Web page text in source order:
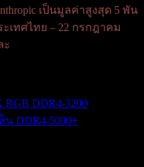
เป็นมูลค่าสูงสุด 5 พัน
ทศไทย – 22 กรกฎาคม
ะ